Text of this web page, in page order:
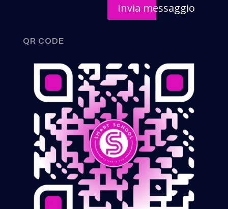
Invia messaggio
QR CODE